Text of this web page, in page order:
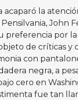
acaparó la
John
preferencia por
de críticas y
con
negra, a
cero en
fue tan